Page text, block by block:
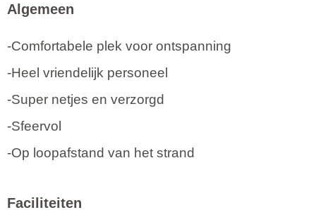
Algemeen
-Comfortabele plek voor ontspanning
-Heel vriendelijk personeel
-Super netjes en verzorgd
-Sfeervol
-Op loopafstand van het strand
Faciliteiten